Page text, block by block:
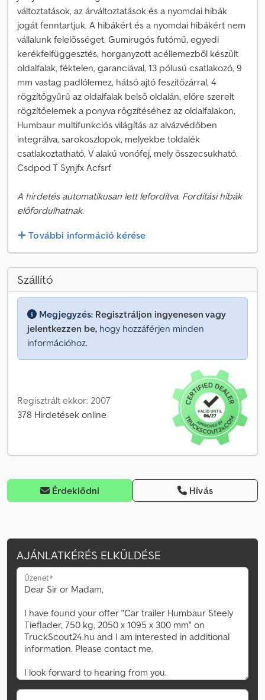
változtatások, az árváltoztatások és a nyomdai hibák
jogát fenntartjuk. A hibákért és a nyomdai hibákért nem
vállalunk felelősséget. Gumirugós futómű, egyedi
kerékfelfüggesztés, horganyzott acéllemezből készült
oldalfalak, féktelen, garanciával, 13 pólusú csatlakozó, 9
mm vastag padlólemez, hátsó ajtó feszítőzárral, 4
rögzítőgyűrű az oldalfalak belső oldalán, előre szerelt
rögzítőelemek a ponyva rögzítéséhez az oldalfalakon,
Humbaur multifunkciós világítás az alvázvédőben
integrálva, sarokoszlopok, melyekbe toldalék
csatlakoztatható, V alakú vonófej, mely összecsukható.
Csdpod T Synjfx Acfsrf
A hirdetés automatikusan lett lefordítva. Fordítási hibák
előfordulhatnak.
További információ kérése
Szállító
Megjegyzés: Regisztráljon ingyenesen vagy
jelentkezzen be, hogy hozzáférjen minden
információhoz.
Regisztrált ekkor: 2007
378 Hirdetések online
Érdeklődni Hívás
AJÁNLATKÉRÉS ELKÜLDÉSE
Üzenet*